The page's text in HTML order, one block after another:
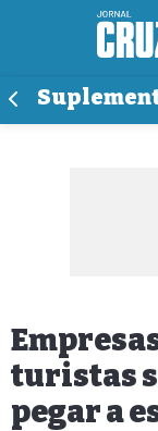
turistas
pegar a